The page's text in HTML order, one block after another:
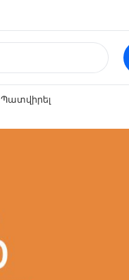
Պատվիրել